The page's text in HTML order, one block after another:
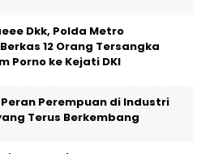
Dkk, Polda Metro
12 Orang Tersangka
Porno ke Kejati DKI
Perempuan di Industri
Terus Berkembang